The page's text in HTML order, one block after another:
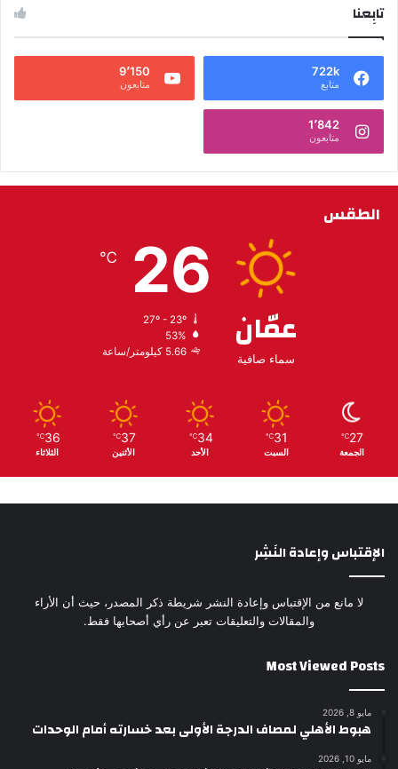
تابِعنا
722k
متابع
9٬150
متابعون
1٬842
متابعون
الطقس
عمّان
سماء صافية
26
℃
27º - 23º
53%
5.66 كيلومتر/ساعة
27
℃
الجمعة
31
℃
السبت
34
℃
الأحد
37
℃
الأثنين
36
℃
الثلاثاء
الإقتباس وإعادة النَشِر
لا مانع من الإقتباس وإعادة النشر شريطة ذكر المصدر، حيث أن الأراء
والمقالات والتعليقات تعبر عن رأي أصحابها فقط.
Most Viewed Posts
مايو 8, 2026
هبوط الأهلي لمصاف الدرجة الأولى بعد خسارته أمام الوحدات
مايو 10, 2026